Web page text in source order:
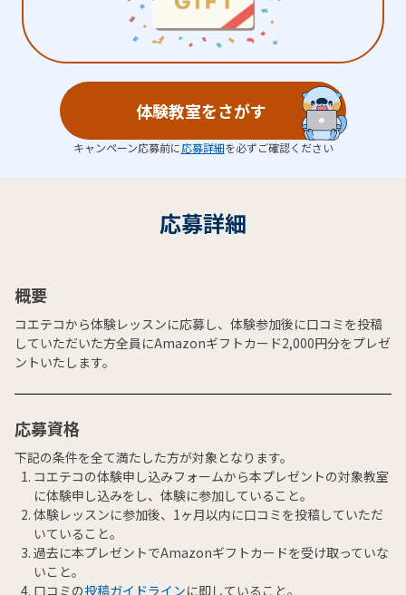
体験教室をさがす
キャンペーン応募前に応募詳細を必ずご確認ください
応募詳細
概要
コエテコから体験レッスンに応募し、体験参加後に口コミを投稿
していただいた方全員にAmazonギフトカード2,000円分をプレゼ
ントいたします。
応募資格
下記の条件を全て満たした方が対象となります。
コエテコの体験申し込みフォームから本プレゼントの対象教室
に体験申し込みをし、体験に参加していること。
体験レッスンに参加後、1ヶ月以内に口コミを投稿していただ
いていること。
過去に本プレゼントでAmazonギフトカードを受け取っていな
いこと。
口コミの投稿ガイドラインに即していること。